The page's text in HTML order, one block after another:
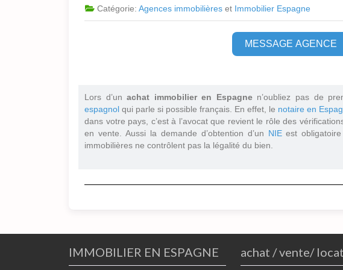
Catégorie: Agences immobilièreset Immobilier Espagne
MESSAGE AGENCE
Lors d’unachat immobilier en Espagnen’oubliez pas de
espagnol qui parle si possible français. En effet, le notaire en
dans votre pays, c’est à l’avocat que revient le rôle des
en vente. Aussi la demande d’obtention d’un NIEest obligatoire
immobilières ne contrôlent pas la légalité du bien.
IMMOBILIER EN ESPAGNE achat / vente/